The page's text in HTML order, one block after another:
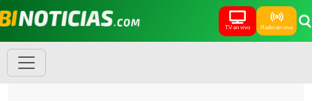
TV en vivo Radio en vivo